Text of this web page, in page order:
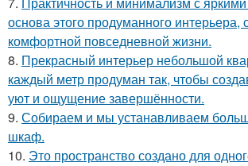
основа этого продуманного интерьера,
комфортной повседневной жизни.
8. Прекрасный интерьер небольшой
каждый метр продуман так, чтобы
уют и ощущение завершённости.
9. Собираем и мы устанавливаем
шкаф.
10. Это пространство создано для